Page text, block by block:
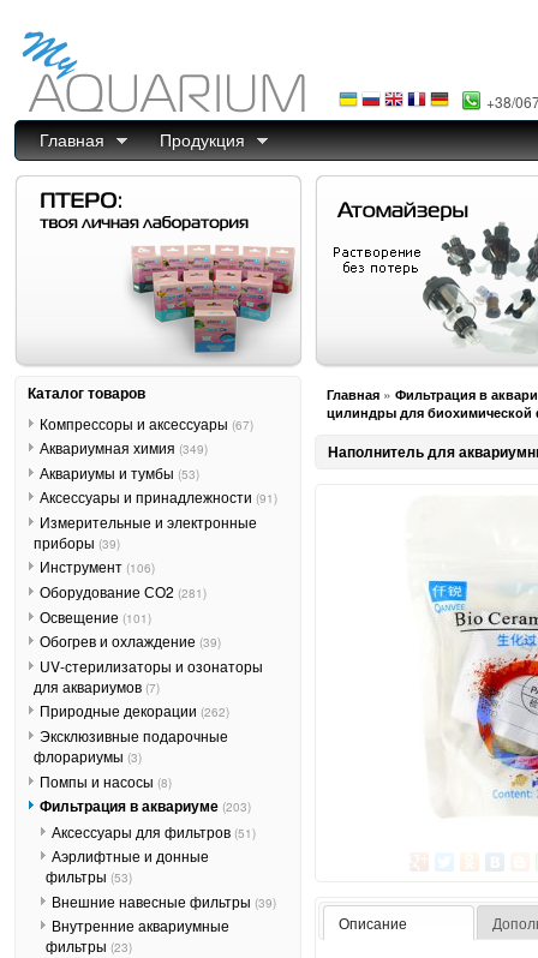
+38/
Главная Продукция
Главная » Фильтрация в
цилиндры для биохимической
Наполнитель для
Описание
Каталог товаров
Компрессоры и аксессуары (67)
Аквариумная химия (349)
Аквариумы и тумбы (53)
Аксессуары и принадлежности (91)
Измерительные и электронные
приборы (39)
Инструмент (106)
Оборудование СО2 (281)
Освещение (101)
Обогрев и охлаждение (39)
UV-стерилизаторы и озонаторы
для аквариумов (7)
Природные декорации (262)
Эксклюзивные подарочные
флорариумы (3)
Помпы и насосы (8)
Фильтрация в аквариуме (203)
Аксессуары для фильтров (51)
Аэрлифтные и донные
фильтры (53)
Внешние навесные фильтры (39)
Внутренние аквариумные
фильтры (23)